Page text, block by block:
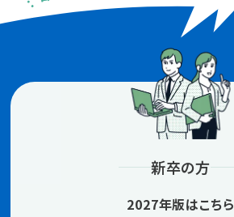
新卒の方
2027年版はこちら